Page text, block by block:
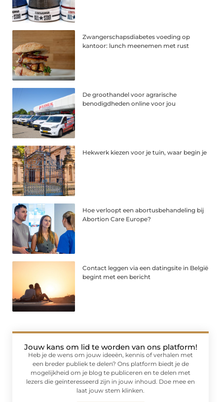
Zwangerschapsdiabetes voeding op
kantoor: lunch meenemen met rust
De groothandel voor agrarische
benodigdheden online voor jou
Hekwerk kiezen voor je tuin, waar begin je
Hoe verloopt een abortusbehandeling bij
Abortion Care Europe?
Contact leggen via een datingsite in België
begint met een bericht
Jouw kans om lid te worden van ons platform!
Heb je de wens om jouw ideeën, kennis of verhalen met
een breder publiek te delen? Ons platform biedt je de
mogelijkheid om je blog te publiceren en te delen met
lezers die geïnteresseerd zijn in jouw inhoud. Doe mee en
laat jouw stem klinken.